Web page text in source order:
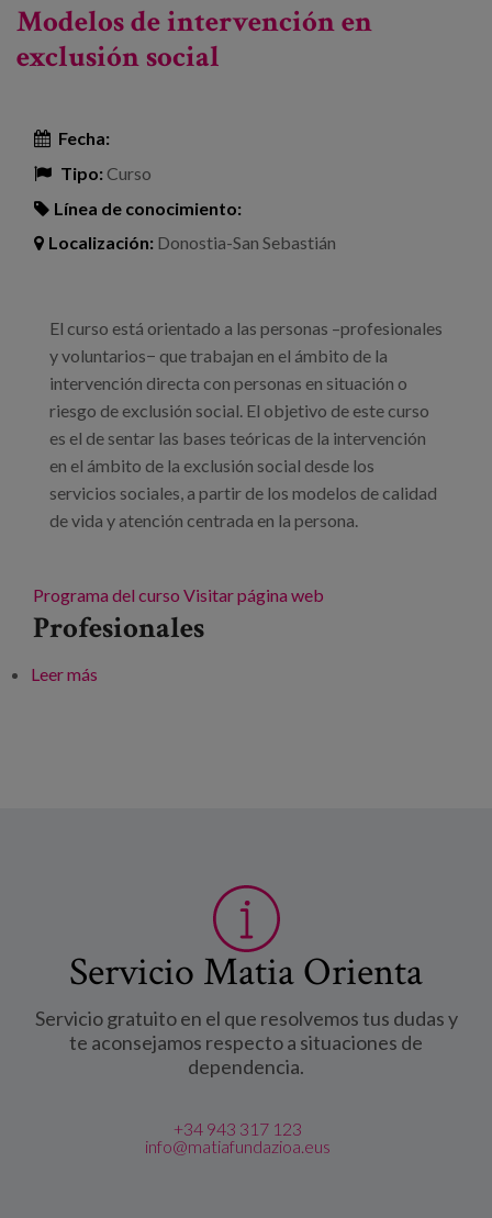
Modelos de intervención en
exclusión social
Fecha:
Tipo:Curso
Línea de conocimiento:
Localización: Donostia-San Sebastián
El curso está orientado a las personas –profesionales
y voluntarios− que trabajan en el ámbito de la
intervención directa con personas en situación o
riesgo de exclusión social. El objetivo de este curso
es el de sentar las bases teóricas de la intervención
en el ámbito de la exclusión social desde los
servicios sociales, a partir de los modelos de calidad
de vida y atención centrada en la persona.
Programa del curso Visitar página web
Profesionales
Leer más
Servicio Matia Orienta
Servicio gratuito en el que resolvemos tus dudas y
te aconsejamos respecto a situaciones de
dependencia.
+34 943 317 123
info@matiafundazioa.eus